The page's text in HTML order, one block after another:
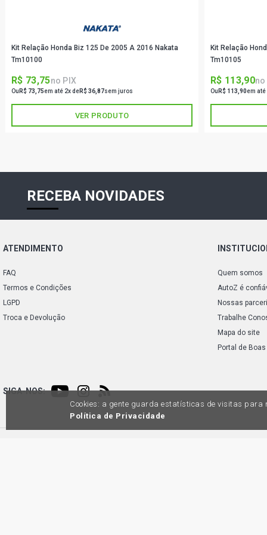
Kit Relação Honda Biz 125 De 2005 A 2016 Nakata
Tm10100
R$ 73,75no PIX
Ou R$ 73,75em até 2x deR$ 36,87sem juros
VER PRODUTO
Kit Relação
Tm10105
R$ 113,90no
Ou R$ 113,90em até
RECEBA NOVIDADES
ATENDIMENTO
FAQ
Termos e Condições
LGPD
Troca e Devolução
Quem somos
AutoZ é
Nossas
Trabalhe
Mapa do site
Portal de
SIGA-NOS:
Cookies: a gente guarda estatísticas de visitas para
Política de Privacidade